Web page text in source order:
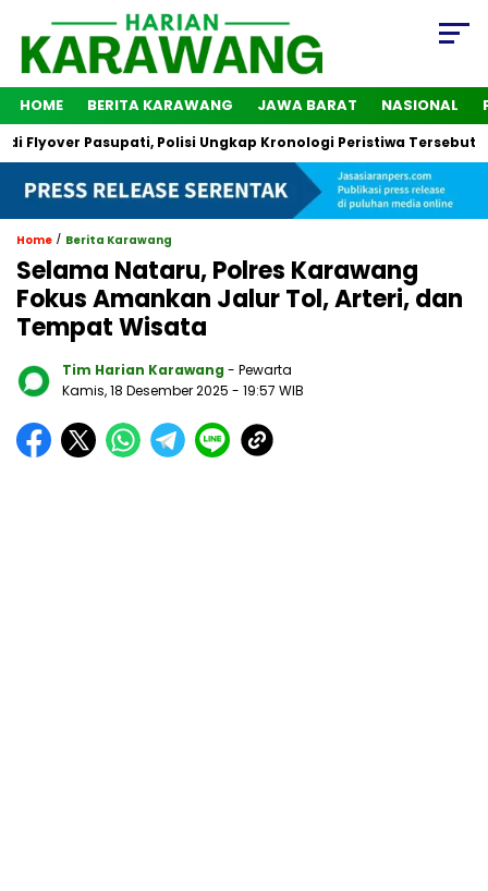
HOME BERITA KARAWANG JAWA BARAT NASIONAL
Pasupati, Polisi Ungkap Kronologi Peristiwa Tersebut 2
Home / Berita Karawang
Selama Nataru, Polres Karawang
Fokus Amankan Jalur Tol, Arteri, dan
Tempat Wisata
Tim Harian Karawang - Pewarta
Kamis, 18 Desember 2025 - 19:57 WIB